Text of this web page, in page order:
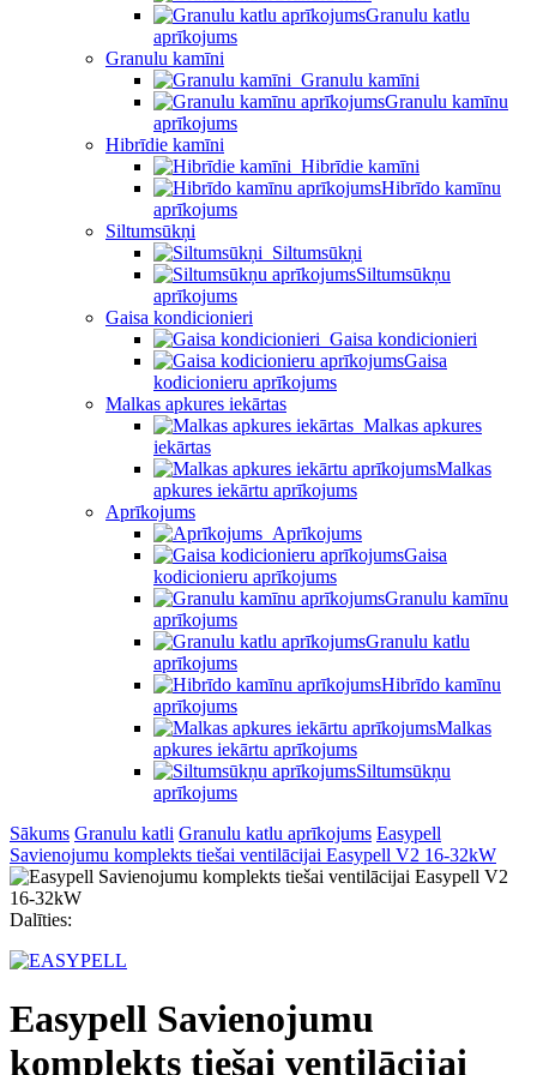
Granulu katlu
aprīkojums
Granulu kamīni
Granulu kamīni
Granulu kamīnu
aprīkojums
Hibrīdie kamīni
Hibrīdie kamīni
Hibrīdo kamīnu
aprīkojums
Siltumsūkņi
Siltumsūkņi
Siltumsūkņu
aprīkojums
Gaisa kondicionieri
Gaisa kondicionieri
Gaisa
kodicionieru aprīkojums
Malkas apkures iekārtas
Malkas apkures
iekārtas
Malkas
apkures iekārtu aprīkojums
Aprīkojums
Aprīkojums
Gaisa
kodicionieru aprīkojums
Granulu kamīnu
aprīkojums
Granulu katlu
aprīkojums
Hibrīdo kamīnu
aprīkojums
Malkas
apkures iekārtu aprīkojums
Siltumsūkņu
aprīkojums
Sākums Granulu katli Granulu katlu aprīkojums Easypell
Savienojumu komplekts tiešai ventilācijai Easypell V2 16-32kW
Dalīties:
Easypell Savienojumu
komplekts tiešai ventilācijai